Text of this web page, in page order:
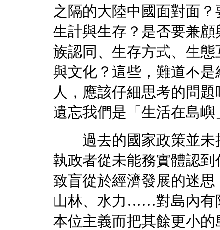
之隔的大陸中國面對面
生計與生存？是否要兼
族認同、生存方式、生
與文化？這些，難道不
人，應該仔細思考的問
遺忘我們是「生活在島
過去的國家政策並未
執政者從未能務實體認
致盲從於經濟發展的迷
山林、水力……對島內有
本位主義而把其餘更小